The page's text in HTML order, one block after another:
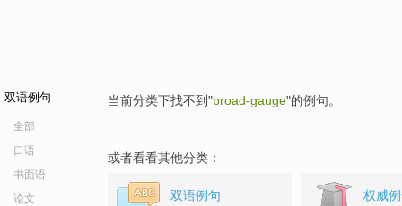
双语例句
全部
口语
书面语
论文
当前分类下找不到"broad-gauge"的例句。
或者看看其他分类：
双语例句 权威